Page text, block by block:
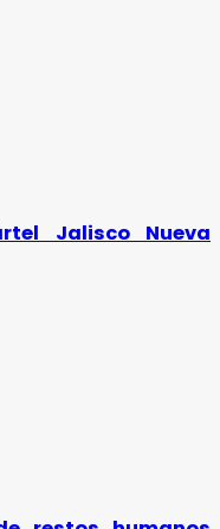
Jalisco Nueva